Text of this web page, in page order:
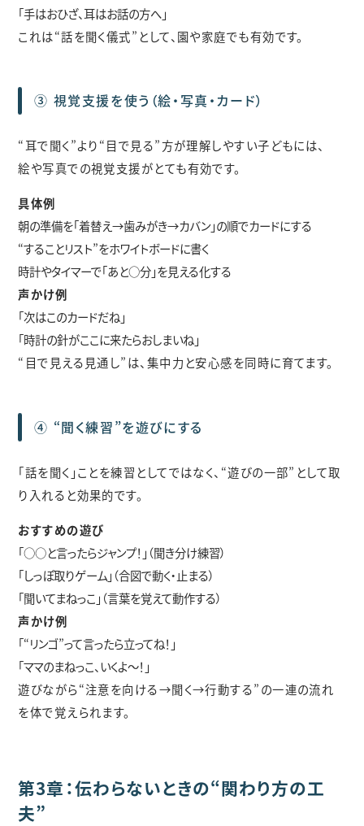
「手はおひざ、耳はお話の方へ」
これは“話を聞く儀式”として、園や家庭でも有効です。
③ 視覚支援を使う（絵・写真・カード）
“耳で聞く”より“目で見る”方が理解しやすい子どもには、
絵や写真での視覚支援がとても有効です。
具体例
朝の準備を「着替え→歯みがき→カバン」の順でカードにする
“することリスト”をホワイトボードに書く
時計やタイマーで「あと○分」を見える化する
声かけ例
「次はこのカードだね」
「時計の針がここに来たらおしまいね」
“目で見える見通し”は、集中力と安心感を同時に育てます。
④ “聞く練習”を遊びにする
「話を聞く」ことを練習としてではなく、“遊びの一部”として取
り入れると効果的です。
おすすめの遊び
「○○と言ったらジャンプ！」（聞き分け練習）
「しっぽ取りゲーム」（合図で動く・止まる）
「聞いてまねっこ」（言葉を覚えて動作する）
声かけ例
「“リンゴ”って言ったら立ってね！」
「ママのまねっこ、いくよ〜！」
遊びながら“注意を向ける→聞く→行動する”の一連の流れ
を体で覚えられます。
第3章：伝わらないときの“関わり方の工
夫”